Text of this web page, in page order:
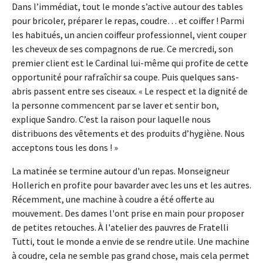
Dans l’immédiat, tout le monde s’active autour des tables
pour bricoler, préparer le repas, coudre… et coiffer ! Parmi
les habitués, un ancien coiffeur professionnel, vient couper
les cheveux de ses compagnons de rue. Ce mercredi, son
premier client est le Cardinal lui-même qui profite de cette
opportunité pour rafraîchir sa coupe. Puis quelques sans-
abris passent entre ses ciseaux. « Le respect et la dignité de
la personne commencent par se laver et sentir bon,
explique Sandro. C’est la raison pour laquelle nous
distribuons des vêtements et des produits d’hygiène. Nous
acceptons tous les dons ! »
La matinée se termine autour d'un repas. Monseigneur
Hollerich en profite pour bavarder avec les uns et les autres.
Récemment, une machine à coudre a été offerte au
mouvement. Des dames l'ont prise en main pour proposer
de petites retouches. À l'atelier des pauvres de Fratelli
Tutti, tout le monde a envie de se rendre utile. Une machine
à coudre, cela ne semble pas grand chose, mais cela permet